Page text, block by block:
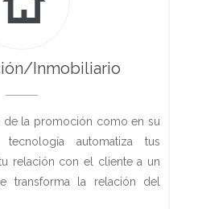
Inmobiliario
de la promoción como en su
tecnología automatiza tus
relación con el cliente a un
transforma la relación del